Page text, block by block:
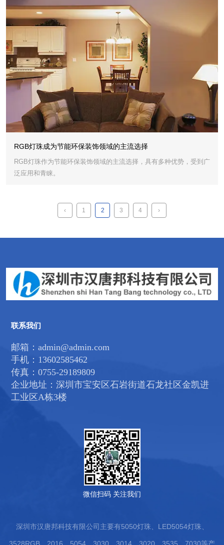
RGB灯珠成为节能环保装饰领域的主流选择
RGB灯珠作为节能环保装饰领域的主流选择，具有多种优势，受到广
泛应用和青睐。
‹ 1 2 3 4 ›
联系我们
邮箱：admin@admin.com
手机：13602585462
传真：0755-29189809
企业地址：深圳市宝安区石岩街道石龙社区金凯进
工业区A栋3楼
微信扫码 关注我们
深圳市汉唐邦科技有限公司主要有5050灯珠、LED5054灯珠、